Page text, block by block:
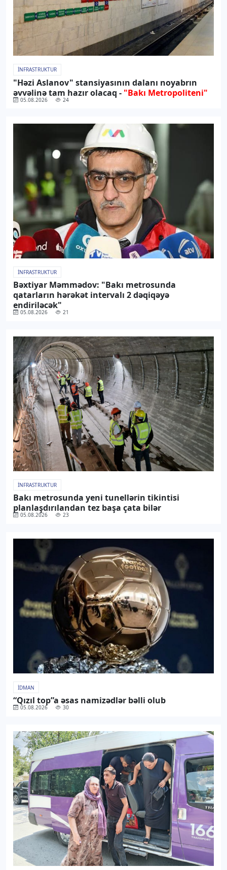
İNFRASTRUKTUR
"Həzi Aslanov" stansiyasının dalanı noyabrın
əvvəlinə tam hazır olacaq - "Bakı Metropoliteni"
05.08.2026 24
İNFRASTRUKTUR
Bəxtiyar Məmmədov: "Bakı metrosunda
qatarların hərəkət intervalı 2 dəqiqəyə
endiriləcək"
05.08.2026 21
İNFRASTRUKTUR
Bakı metrosunda yeni tunellərin tikintisi
planlaşdırılandan tez başa çata bilər
05.08.2026 23
İDMAN
“Qızıl top”a əsas namizədlər bəlli olub
05.08.2026 30